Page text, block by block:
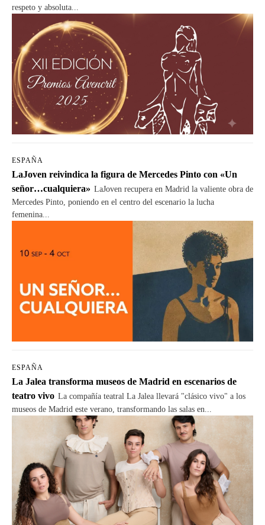
respeto y absoluta...
ESPAÑA
LaJoven reivindica la figura de Mercedes Pinto con «Un
señor…cualquiera» LaJoven recupera en Madrid la valiente obra de
Mercedes Pinto, poniendo en el centro del escenario la lucha
femenina...
ESPAÑA
La Jalea transforma museos de Madrid en escenarios de
teatro vivo La compañía teatral La Jalea llevará "clásico vivo" a los
museos de Madrid este verano, transformando las salas en...